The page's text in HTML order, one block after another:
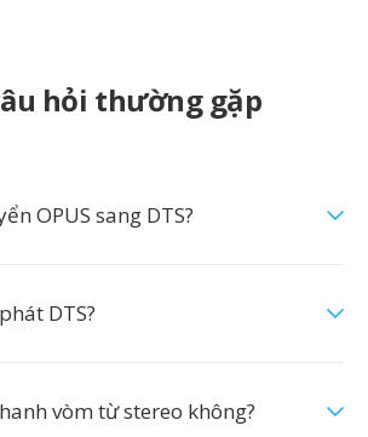
hỏi thường gặp
OPUS sang DTS?
DTS?
vòm từ stereo không?